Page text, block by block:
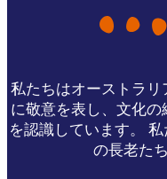
私たちはオーストラ
に敬意を表し、文化
を認識しています。
の長老た